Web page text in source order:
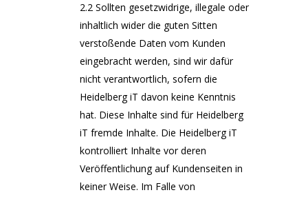
2.2 Sollten gesetzwidrige, illegale oder
inhaltlich wider die guten Sitten
verstoßende Daten vom Kunden
eingebracht werden, sind wir dafür
nicht verantwortlich, sofern die
Heidelberg iT davon keine Kenntnis
hat. Diese Inhalte sind für Heidelberg
iT fremde Inhalte. Die Heidelberg iT
kontrolliert Inhalte vor deren
Veröffentlichung auf Kundenseiten in
keiner Weise. Im Falle von